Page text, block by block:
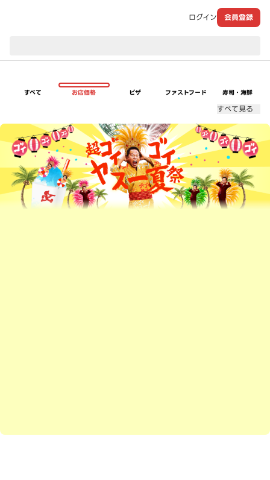
ログイン 会員登録
すべて お店価格 ピザ ファストフード 寿司・海鮮
すべて見る
超ゴイゴイヤスー夏祭